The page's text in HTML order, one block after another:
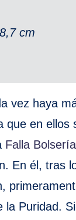
cm
vez haya
que en
Falla Bolsería
En él, tras
la Puridad.